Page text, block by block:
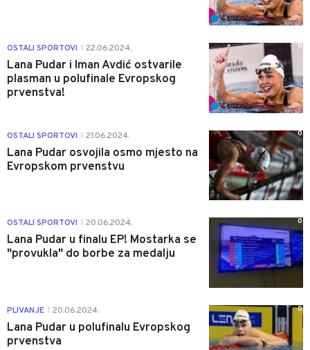
OSTALI SPORTOVI 22.06.2024.
Lana Pudar i Iman Avdić ostvarile
plasman u polufinale Evropskog
prvenstva!
0
OSTALI SPORTOVI 21.06.2024.
Lana Pudar osvojila osmo mjesto na
Evropskom prvenstvu
0
OSTALI SPORTOVI 20.06.2024.
Lana Pudar u finalu EP! Mostarka se
"provukla" do borbe za medalju
0
PLIVANJE 20.06.2024.
Lana Pudar u polufinalu Evropskog
prvenstva
0